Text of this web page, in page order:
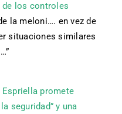
los controles
la meloni…. en vez de
situaciones similares
”
Espriella promete
seguridad” y una